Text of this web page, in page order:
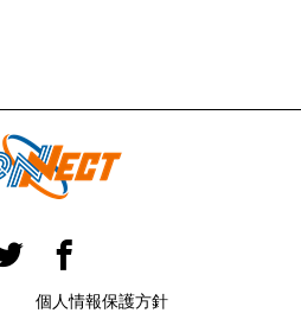
個人情報保護方針